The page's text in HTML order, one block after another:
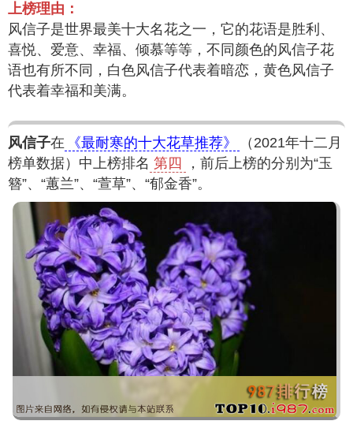
上榜理由：
风信子是世界最美十大名花之一，它的花语是胜利、
喜悦、爱意、幸福、倾慕等等，不同颜色的风信子花
语也有所不同，白色风信子代表着暗恋，黄色风信子
代表着幸福和美满。
风信子在 《最耐寒的十大花草推荐》
（2021年十二月
榜单数据）中上榜排名 第四
，前后上榜的分别为“玉
簪”、“蕙兰”、“萱草”、“郁金香”。